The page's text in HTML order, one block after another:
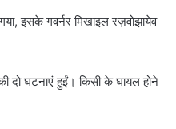
इसके गवर्नर मिखाइल रज़वोझायेव
दो घटनाएं हुईं। किसी के घायल होने